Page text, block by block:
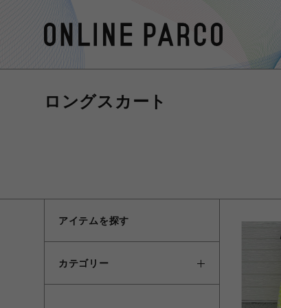
ロングスカート
アイテムを探す
カテゴリー